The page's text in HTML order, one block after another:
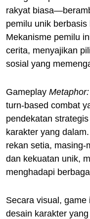
rakyat
pemilu unik
Mekanisme pemilu
cerita, menyajikan
sosial yang
Gameplay
turn-based combat
pendekatan
karakter yang
rekan setia, masing-
dan kekuatan unik,
menghadapi
Secara visual,
desain karakter